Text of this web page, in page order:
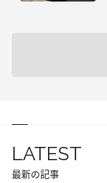
LATEST
最新の記事